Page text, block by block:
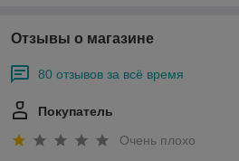
Отзывы о магазине
80 отзывов за всё время
Покупатель
Очень плохо